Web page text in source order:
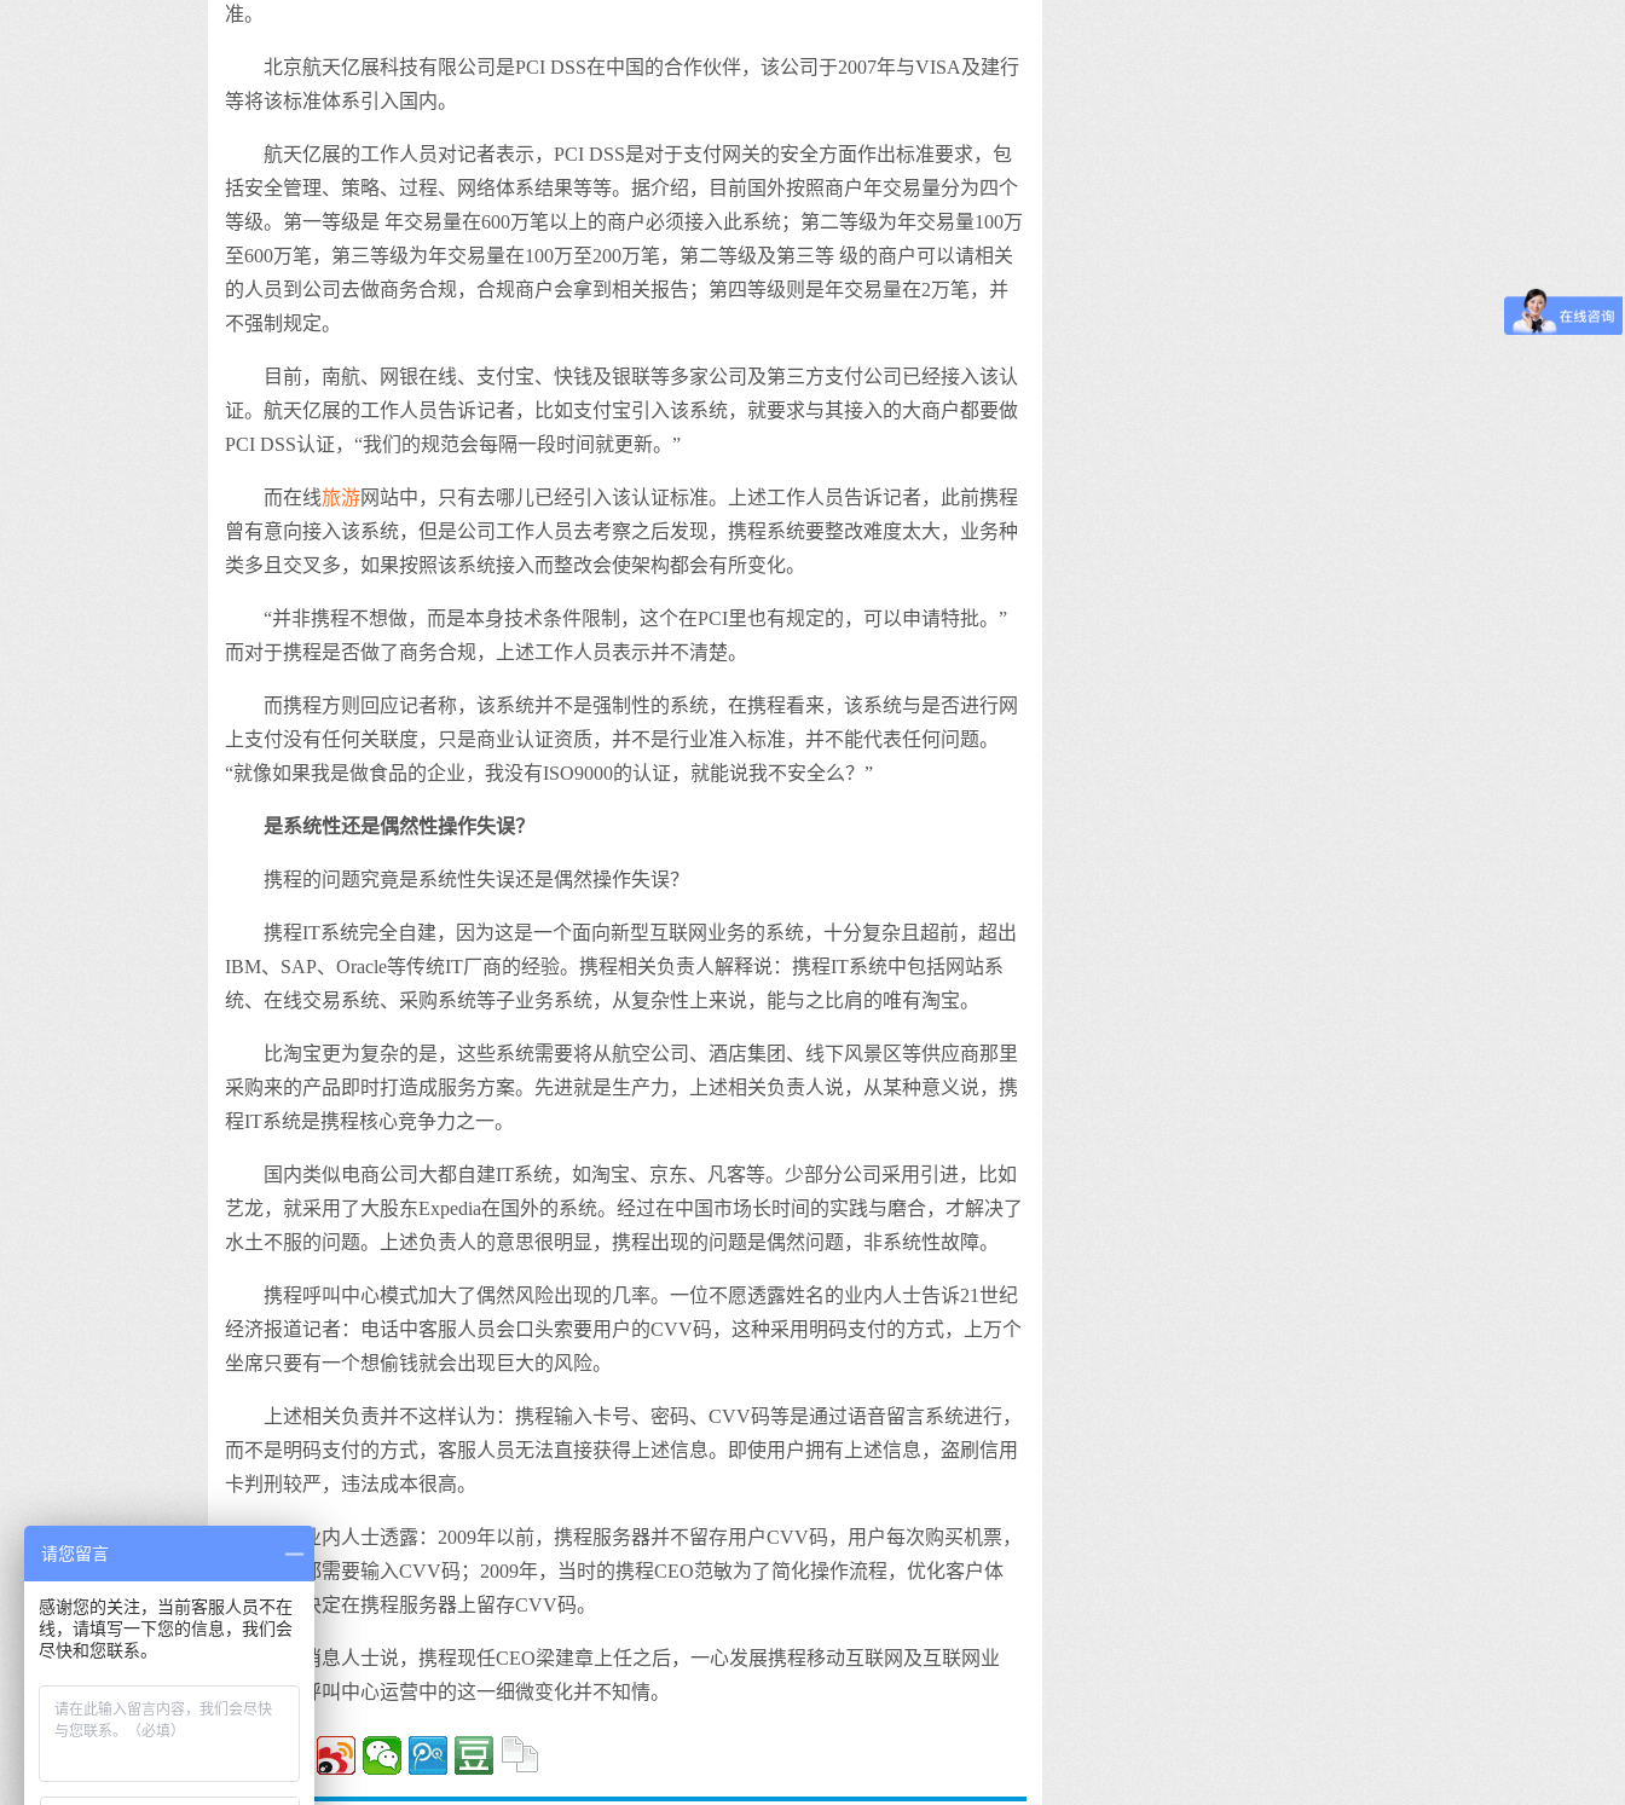
准。
北京航天亿展科技有限公司是PCI DSS在中国的合作伙伴，该公司于2007年与VISA及建行
等将该标准体系引入国内。
航天亿展的工作人员对记者表示，PCI DSS是对于支付网关的安全方面作出标准要求，包
括安全管理、策略、过程、网络体系结果等等。据介绍，目前国外按照商户年交易量分为四个
等级。第一等级是 年交易量在600万笔以上的商户必须接入此系统；第二等级为年交易量100万
至600万笔，第三等级为年交易量在100万至200万笔，第二等级及第三等 级的商户可以请相关
的人员到公司去做商务合规，合规商户会拿到相关报告；第四等级则是年交易量在2万笔，并
不强制规定。
目前，南航、网银在线、支付宝、快钱及银联等多家公司及第三方支付公司已经接入该认
证。航天亿展的工作人员告诉记者，比如支付宝引入该系统，就要求与其接入的大商户都要做
PCI DSS认证，“我们的规范会每隔一段时间就更新。”
而在线旅游网站中，只有去哪儿已经引入该认证标准。上述工作人员告诉记者，此前携程
曾有意向接入该系统，但是公司工作人员去考察之后发现，携程系统要整改难度太大，业务种
类多且交叉多，如果按照该系统接入而整改会使架构都会有所变化。
“并非携程不想做，而是本身技术条件限制，这个在PCI里也有规定的，可以申请特批。”
而对于携程是否做了商务合规，上述工作人员表示并不清楚。
而携程方则回应记者称，该系统并不是强制性的系统，在携程看来，该系统与是否进行网
上支付没有任何关联度，只是商业认证资质，并不是行业准入标准，并不能代表任何问题。
“就像如果我是做食品的企业，我没有ISO9000的认证，就能说我不安全么？”
是系统性还是偶然性操作失误？
携程的问题究竟是系统性失误还是偶然操作失误？
携程IT系统完全自建，因为这是一个面向新型互联网业务的系统，十分复杂且超前，超出
IBM、SAP、Oracle等传统IT厂商的经验。携程相关负责人解释说：携程IT系统中包括网站系
统、在线交易系统、采购系统等子业务系统，从复杂性上来说，能与之比肩的唯有淘宝。
比淘宝更为复杂的是，这些系统需要将从航空公司、酒店集团、线下风景区等供应商那里
采购来的产品即时打造成服务方案。先进就是生产力，上述相关负责人说，从某种意义说，携
程IT系统是携程核心竞争力之一。
国内类似电商公司大都自建IT系统，如淘宝、京东、凡客等。少部分公司采用引进，比如
艺龙，就采用了大股东Expedia在国外的系统。经过在中国市场长时间的实践与磨合，才解决了
水土不服的问题。上述负责人的意思很明显，携程出现的问题是偶然问题，非系统性故障。
携程呼叫中心模式加大了偶然风险出现的几率。一位不愿透露姓名的业内人士告诉21世纪
经济报道记者：电话中客服人员会口头索要用户的CVV码，这种采用明码支付的方式，上万个
坐席只要有一个想偷钱就会出现巨大的风险。
上述相关负责并不这样认为：携程输入卡号、密码、CVV码等是通过语音留言系统进行，
而不是明码支付的方式，客服人员无法直接获得上述信息。即使用户拥有上述信息，盗刷信用
卡判刑较严，违法成本很高。
上述业内人士透露：2009年以前，携程服务器并不留存用户CVV码，用户每次购买机票，
预定酒店都需要输入CVV码；2009年，当时的携程CEO范敏为了简化操作流程，优化客户体
验，拍板决定在携程服务器上留存CVV码。
上述消息人士说，携程现任CEO梁建章上任之后，一心发展携程移动互联网及互联网业
务，对于呼叫中心运营中的这一细微变化并不知情。
请您留言
感谢您的关注，当前客服人员不在
线，请填写一下您的信息，我们会
尽快和您联系。